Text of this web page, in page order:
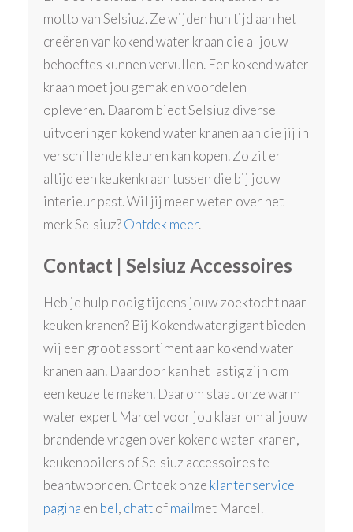
motto van Selsiuz. Ze wijden hun tijd aan het
creëren van kokend water kraan die al jouw
behoeftes kunnen vervullen. Een kokend water
kraan moet jou gemak en voordelen
opleveren. Daarom biedt Selsiuz diverse
uitvoeringen kokend water kranen aan die jij in
verschillende kleuren kan kopen. Zo zit er
altijd een keukenkraan tussen die bij jouw
interieur past. Wil jij meer weten over het
merk Selsiuz?Ontdek meer.
Contact | Selsiuz Accessoires
Heb je hulp nodig tijdens jouw zoektocht naar
keuken kranen? Bij Kokendwatergigant bieden
wij een groot assortiment aan kokend water
kranen aan. Daardoor kan het lastig zijn om
een keuze te maken. Daarom staat onze warm
water expert Marcel voor jou klaar om al jouw
brandende vragen over kokend water kranen,
keukenboilers of Selsiuz accessoires te
beantwoorden. Ontdek onze klantenservice
pagina en bel, chattofmailmet Marcel.